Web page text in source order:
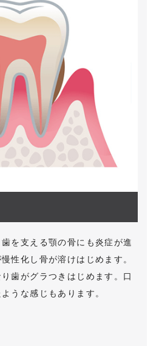
を支える顎の骨にも炎症が進
性化し骨が溶けはじめます。
歯がグラつきはじめます。口
うな感じもあります。